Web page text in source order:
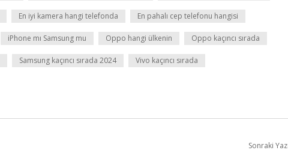
En iyi kamera hangi telefonda En pahalı cep telefonu hangisi
iPhone mı Samsung mu Oppo hangi ülkenin Oppo kaçıncı sırada
Samsung kaçıncı sırada 2024 Vivo kaçıncı sırada
Sonraki